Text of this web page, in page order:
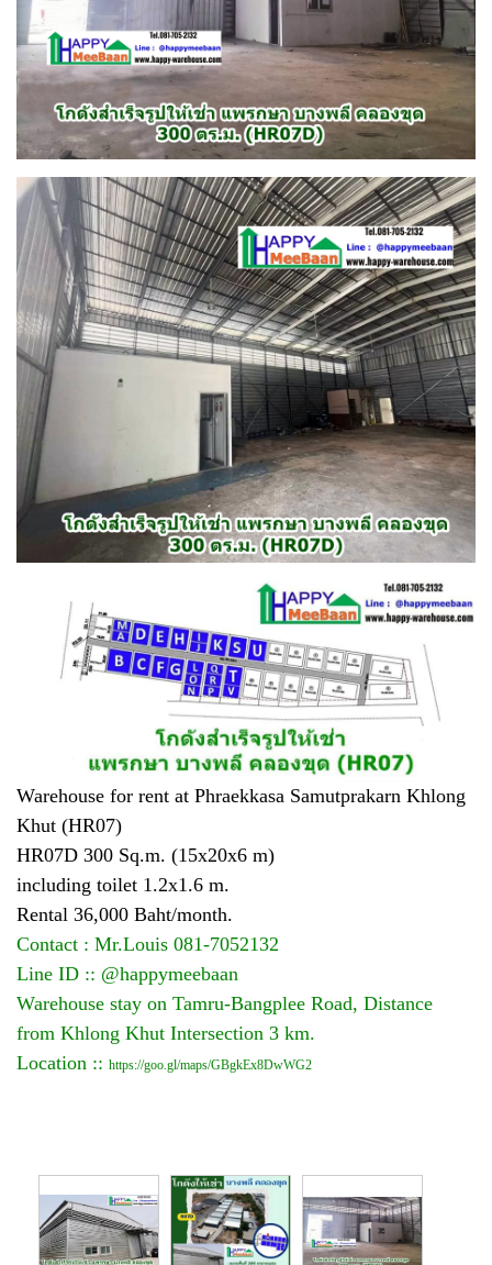
Warehouse for rent at Phraekkasa Samutprakarn Khlong
Khut (HR07)
HR07D 300 Sq.m. (15x20x6 m)
including toilet 1.2x1.6 m.
Rental 36,000 Baht/month.
Contact : Mr.Louis 081-7052132
Line ID :: @happymeebaan
Warehouse stay on Tamru-Bangplee Road, Distance
from Khlong Khut Intersection 3 km.
Location :: https://goo.gl/maps/GBgkEx8DwWG2